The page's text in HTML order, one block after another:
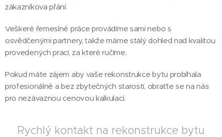
zákazníkova přání.
Veškeré řemeslné práce provádíme sami nebo s
osvědčenými partnery, takže máme stálý dohled nad kvalitou
provedených prací, za které ručíme.
Pokud máte zájem aby vaše rekonstrukce bytu probíhala
profesionálně a bez zbytečných starostí, obraťte se na nás
pro nezávaznou cenovou kalkulaci.
Rychlý kontakt na rekonstrukce bytu